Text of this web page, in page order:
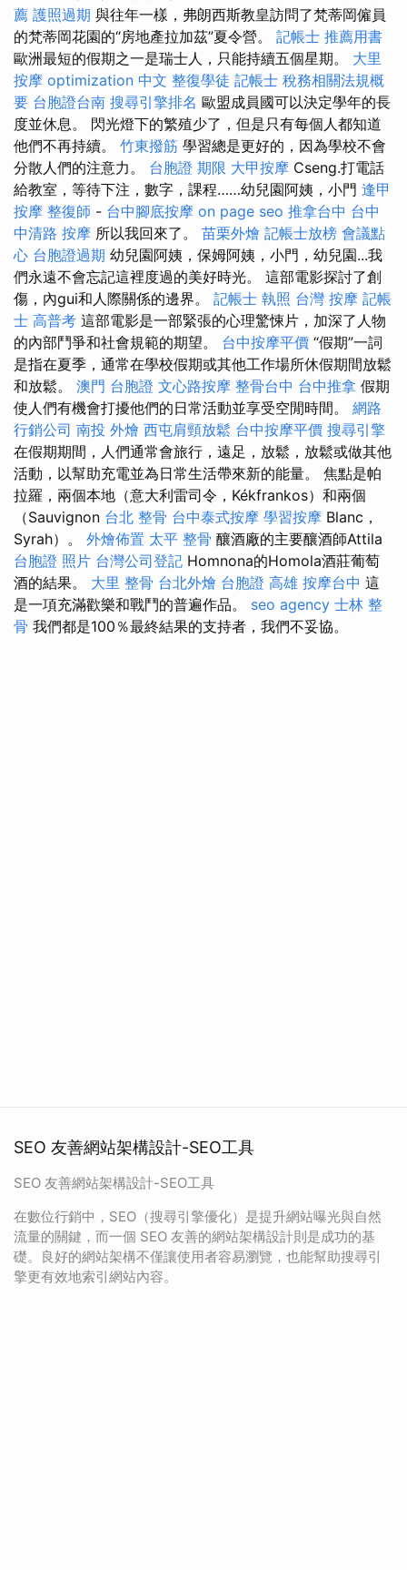
薦 護照過期 與往年一樣，弗朗西斯教皇訪問了梵蒂岡僱員
的梵蒂岡花園的“房地產拉加茲”夏令營。 記帳士 推薦用書
歐洲最短的假期之一是瑞士人，只能持續五個星期。 大里
按摩 optimization 中文 整復學徒 記帳士 稅務相關法規概
要 台胞證台南 搜尋引擎排名 歐盟成員國可以決定學年的長
度並休息。 閃光燈下的繁殖少了，但是只有每個人都知道
他們不再持續。 竹東撥筋 學習總是更好的，因為學校不會
分散人們的注意力。 台胞證 期限 大甲按摩 Cseng.打電話
給教室，等待下注，數字，課程……幼兒園阿姨，小門 逢甲
按摩 整復師 - 台中腳底按摩 on page seo 推拿台中 台中
中清路 按摩 所以我回來了。 苗栗外燴 記帳士放榜 會議點
心 台胞證過期 幼兒園阿姨，保姆阿姨，小門，幼兒園...我
們永遠不會忘記這裡度過的美好時光。 這部電影探討了創
傷，內gui和人際關係的邊界。 記帳士 執照 台灣 按摩 記帳
士 高普考 這部電影是一部緊張的心理驚悚片，加深了人物
的內部鬥爭和社會規範的期望。 台中按摩平價 “假期”一詞
是指在夏季，通常在學校假期或其他工作場所休假期間放鬆
和放鬆。 澳門 台胞證 文心路按摩 整骨台中 台中推拿 假期
使人們有機會打擾他們的日常活動並享受空閒時間。 網路
行銷公司 南投 外燴 西屯肩頸放鬆 台中按摩平價 搜尋引擎
在假期期間，人們通常會旅行，遠足，放鬆，放鬆或做其他
活動，以幫助充電並為日常生活帶來新的能量。 焦點是帕
拉羅，兩個本地（意大利雷司令，Kékfrankos）和兩個
（Sauvignon 台北 整骨 台中泰式按摩 學習按摩 Blanc，
Syrah）。 外燴佈置 太平 整骨 釀酒廠的主要釀酒師Attila
台胞證 照片 台灣公司登記 Homnona的Homola酒莊葡萄
酒的結果。 大里 整骨 台北外燴 台胞證 高雄 按摩台中 這
是一項充滿歡樂和戰鬥的普遍作品。 seo agency 士林 整
骨 我們都是100％最終結果的支持者，我們不妥協。
SEO 友善網站架構設計-SEO工具
SEO 友善網站架構設計-SEO工具
在數位行銷中，SEO（搜尋引擎優化）是提升網站曝光與自然
流量的關鍵，而一個 SEO 友善的網站架構設計則是成功的基
礎。良好的網站架構不僅讓使用者容易瀏覽，也能幫助搜尋引
擎更有效地索引網站內容。